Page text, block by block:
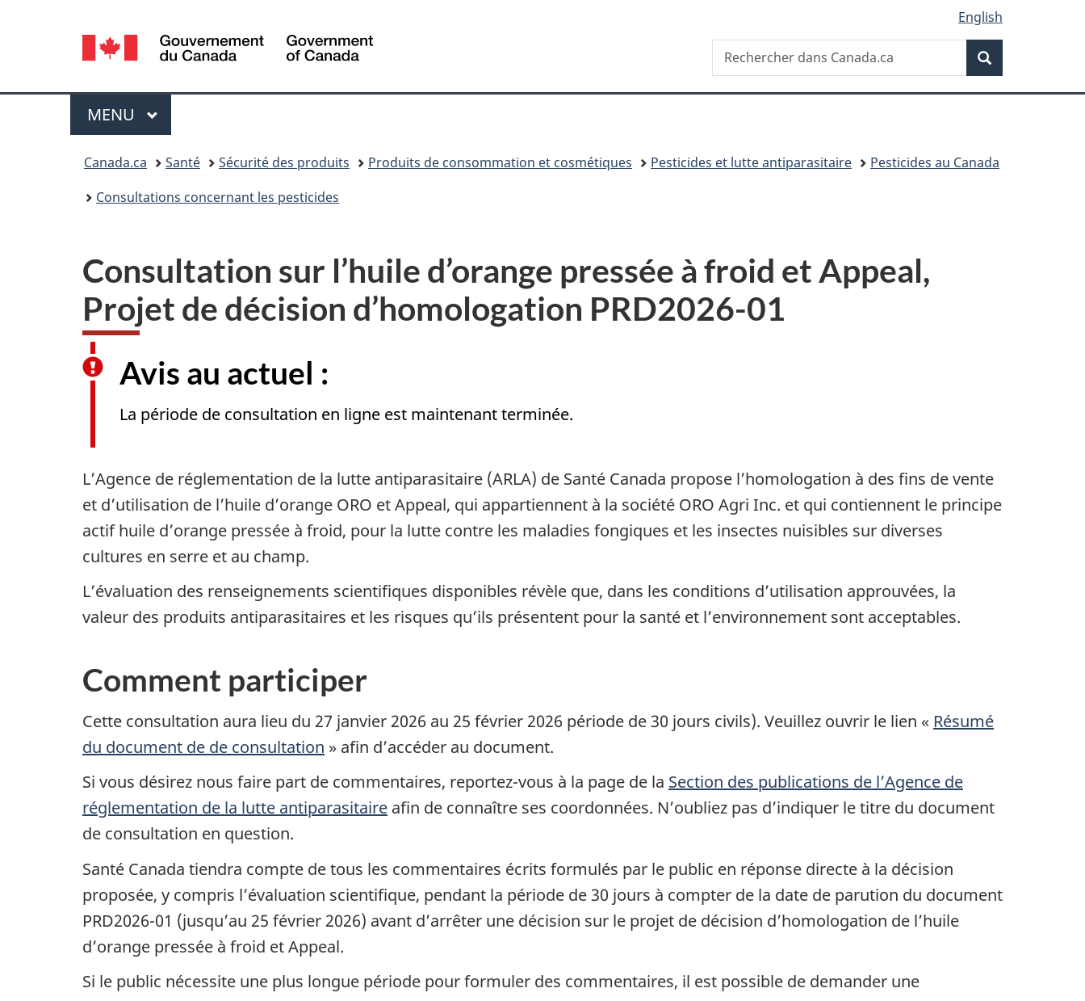
sujet
HTML
Sélection
de
la
langue
English
Canada
Recherche
Rechercher
dans
Menu
MENU PRINCIPAL
Canada.ca Santé Sécurité des produits Produits de consommation et cosmétiques Pesticides et lutte antiparasitaire
Pesticides au Canada
Consultations concernant les pesticides
Consultation sur l’huile d’orange pressée à froid et Appeal,
Projet de décision d’homologation PRD2026-01
Avis au actuel :
La période de consultation en ligne est maintenant terminée.
L’Agence de réglementation de la lutte antiparasitaire (ARLA) de Santé Canada propose l’homologation à des fins de vente
et d’utilisation de l’huile d’orange ORO et Appeal, qui appartiennent à la société ORO Agri Inc. et qui contiennent le principe
actif huile d’orange pressée à froid, pour la lutte contre les maladies fongiques et les insectes nuisibles sur diverses
cultures en serre et au champ.
L’évaluation des renseignements scientifiques disponibles révèle que, dans les conditions d’utilisation approuvées, la
valeur des produits antiparasitaires et les risques qu’ils présentent pour la santé et l’environnement sont acceptables.
Comment participer
Cette consultation aura lieu du 27 janvier 2026 au 25 février 2026 période de 30 jours civils). Veuillez ouvrir le lien « Résumé
du document de de consultation » afin d’accéder au document.
Si vous désirez nous faire part de commentaires, reportez-vous à la page de la Section des publications de l’Agence de
réglementation de la lutte antiparasitaire afin de connaître ses coordonnées. N’oubliez pas d’indiquer le titre du document
de consultation en question.
Santé Canada tiendra compte de tous les commentaires écrits formulés par le public en réponse directe à la décision
proposée, y compris l’évaluation scientifique, pendant la période de 30 jours à compter de la date de parution du document
PRD2026-01 (jusqu’au 25 février 2026) avant d’arrêter une décision sur le projet de décision d’homologation de l’huile
d’orange pressée à froid et Appeal.
Si le public nécessite une plus longue période pour formuler des commentaires, il est possible de demander une